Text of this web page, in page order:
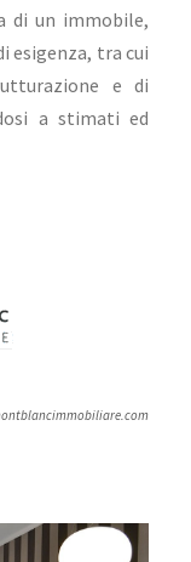
di un immobile,
esigenza, tra cui
e di
a stimati ed